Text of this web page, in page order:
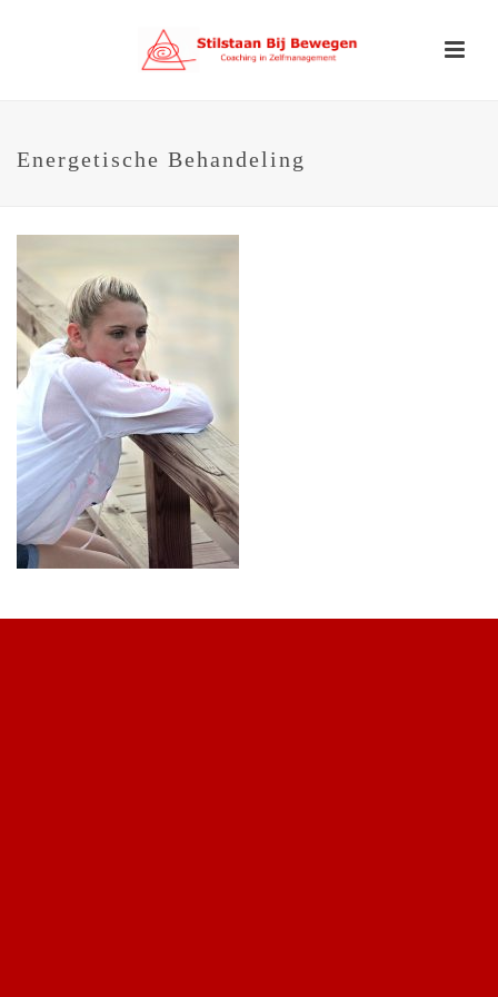
Energetische Behandeling